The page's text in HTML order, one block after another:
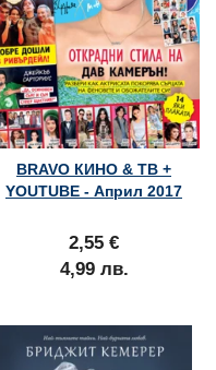
BRAVO КИНО & ТВ +
YOUTUBE - Април 2017
2,55 €
4,99 лв.